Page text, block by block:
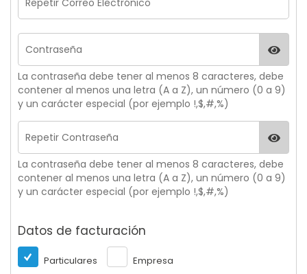
La contraseña debe tener al menos 8 caracteres, debe
contener al menos una letra (A a Z), un número (0 a 9)
y un carácter especial (por ejemplo !,$,#,%)
La contraseña debe tener al menos 8 caracteres, debe
contener al menos una letra (A a Z), un número (0 a 9)
y un carácter especial (por ejemplo !,$,#,%)
Datos de facturación
Particulares Empresa